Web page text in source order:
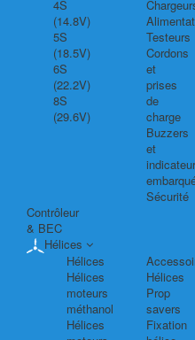
4S
(14.8V)
5S
(18.5V)
6S
(22.2V)
8S
(29.6V)
Testeurs
Cordons
et
prises
de
charge
Buzzers
et
Sécurité
Contrôleur
& BEC
Hélices
Hélices
Hélices
moteurs
méthanol
Hélices
Hélices
Prop
savers
Fixation